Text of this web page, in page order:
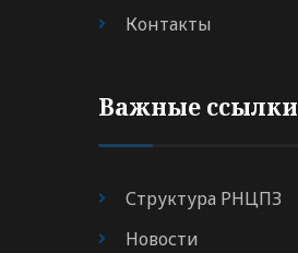
Контакты
Важные ссылки
Структура РНЦПЗ
Новости